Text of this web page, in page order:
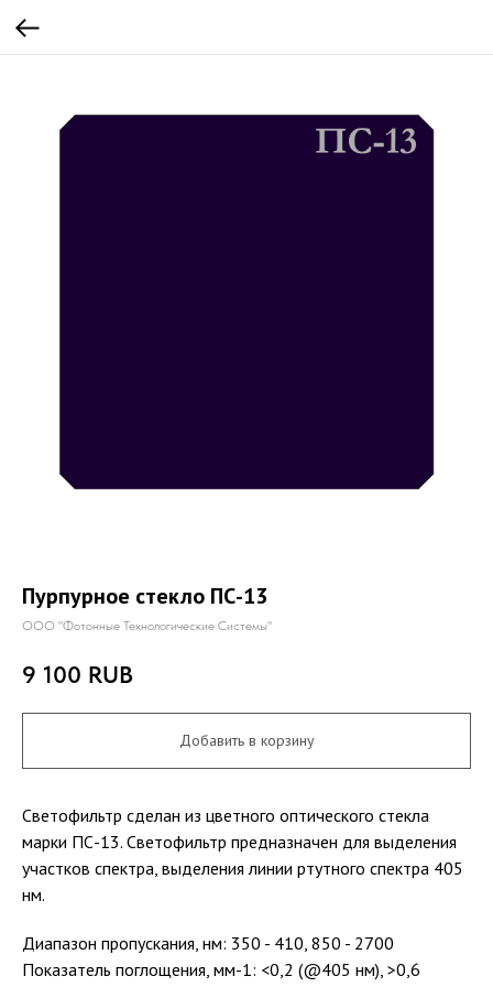
Пурпурное стекло ПС-13
ООО "Фотонные Технологические Системы"
9 100 RUB
Добавить в корзину
Светофильтр сделан из цветного оптического стекла
марки ПС-13. Светофильтр предназначен для выделения
участков спектра, выделения линии ртутного спектра 405
нм.
Диапазон пропускания, нм: 350 - 410, 850 - 2700
Показатель поглощения, мм-1: <0,2 (@405 нм), >0,6